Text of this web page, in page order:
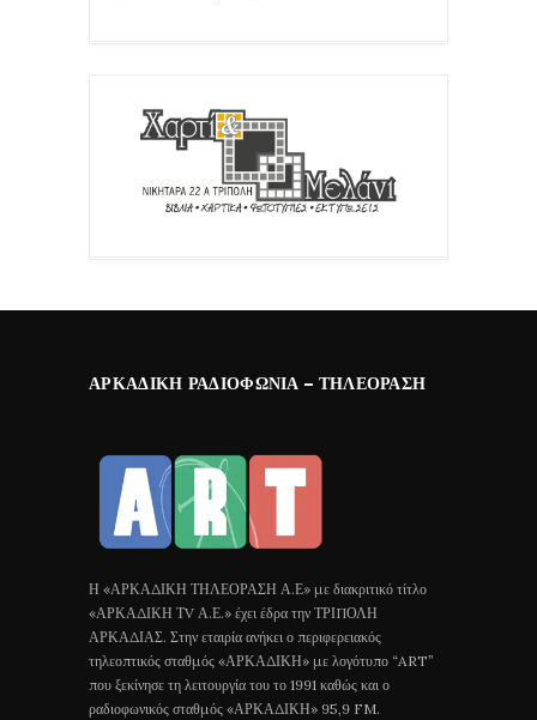
ΑΡΚΑΔΙΚΉ ΡΑΔΙΟΦΩΝΊΑ – ΤΗΛΕΌΡΑΣΗ
Η «ΑΡΚΑΔΙΚΗ ΤΗΛΕΟΡΑΣΗ Α.Ε» με διακριτικό τίτλο
«ΑΡΚΑΔΙΚΗ ΤV Α.Ε.» έχει έδρα την ΤΡΙΠΟΛΗ
ΑΡΚΑΔΙΑΣ. Στην εταιρία ανήκει ο περιφερειακός
τηλεοπτικός σταθμός «ΑΡΚΑΔΙΚΗ» με λογότυπο “ART”
που ξεκίνησε τη λειτουργία του το 1991 καθώς και ο
ραδιοφωνικός σταθμός «ΑΡΚΑΔΙΚΗ» 95,9 FM.